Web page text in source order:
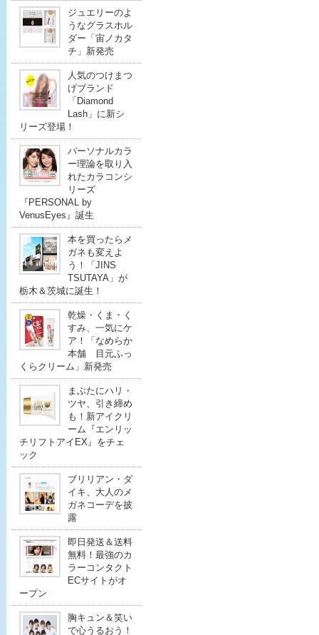
ジュエリーのよ
うなグラスホル
ダー「宙ノカタ
チ」新発売
人気のつけまつ
げブランド
「Diamond
Lash」に新シ
リーズ登場！
パーソナルカラ
ー理論を取り入
れたカラコンシ
リーズ
『PERSONAL by
VenusEyes』誕生
本を買ったらメ
ガネも変えよ
う！「JINS
TSUTAYA」が
栃木＆茨城に誕生！
乾燥・くま・く
すみ、一気にケ
ア！「なめらか
本舗 目元ふっ
くらクリーム」新発売
まぶたにハリ・
ツヤ、引き締め
も！新アイクリ
ーム『エンリッ
チリフトアイEX』をチェ
ック
ブリリアン・ダ
イキ、大人のメ
ガネコーデを披
露
即日発送＆送料
無料！最強のカ
ラーコンタクト
ECサイトがオ
ープン
胸キュン＆笑い
で心うるおう！